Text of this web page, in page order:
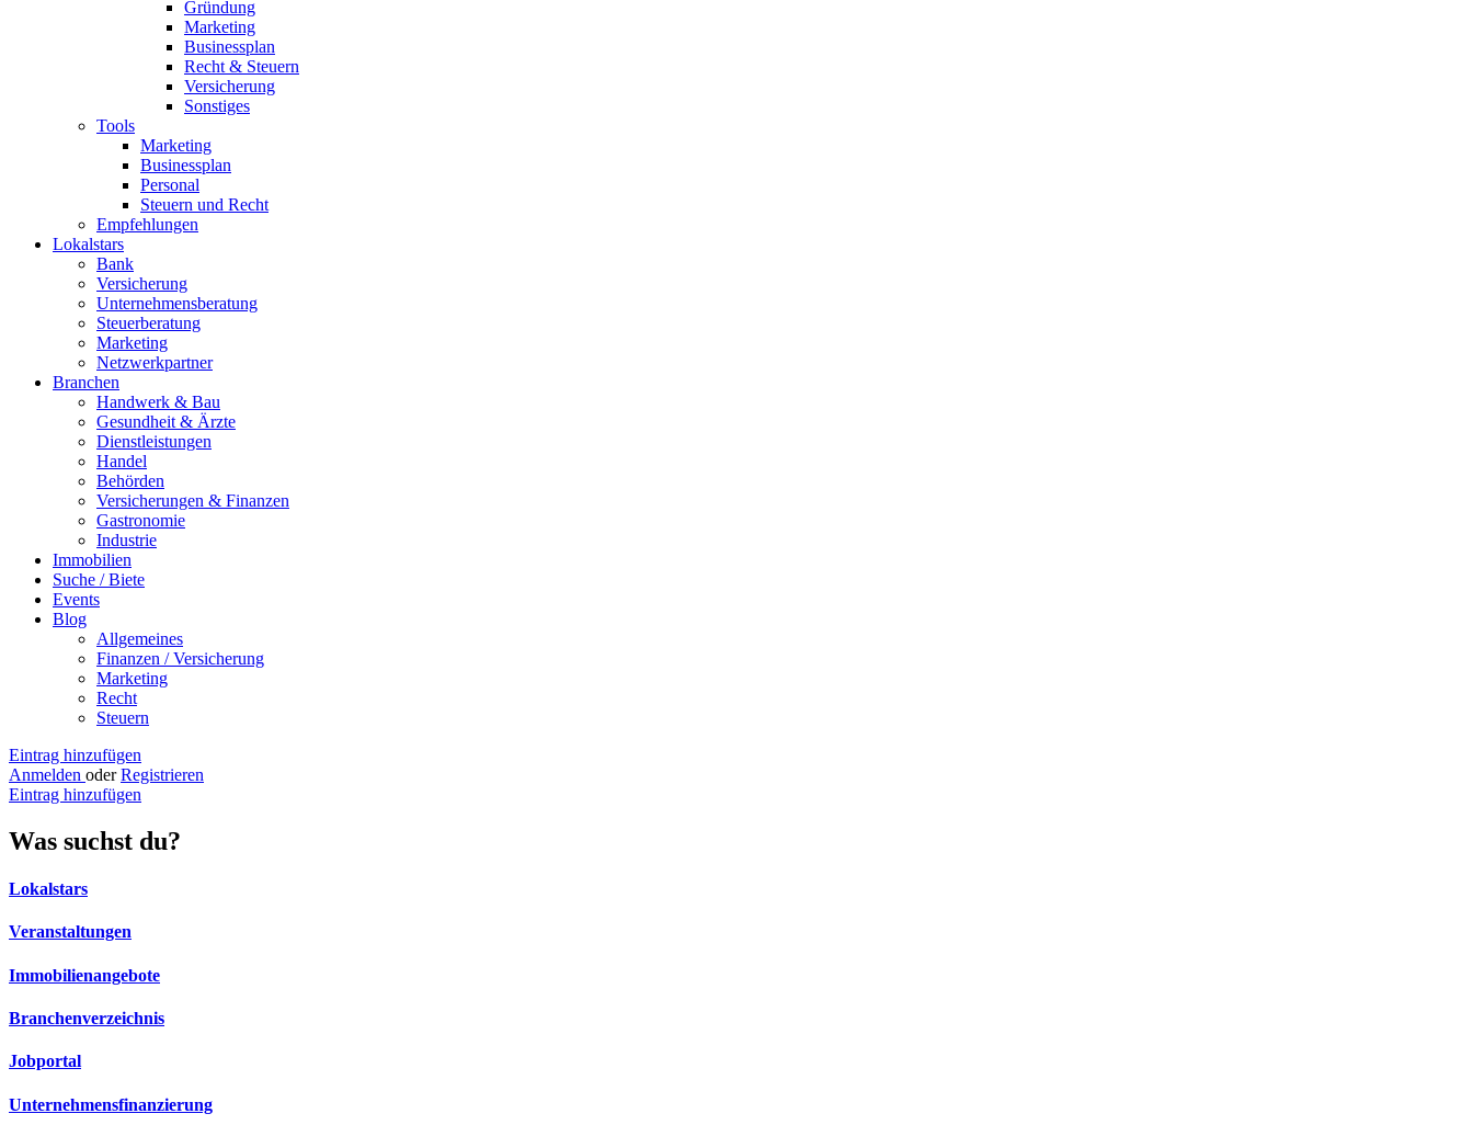
Gründung
Marketing
Businessplan
Recht & Steuern
Versicherung
Sonstiges
Tools
Marketing
Businessplan​
Personal
Steuern und Recht
Empfehlungen
Lokalstars
Bank
Versicherung
Unternehmensberatung
Steuerberatung
Marketing
Netzwerkpartner
Branchen
Handwerk & Bau
Gesundheit & Ärzte
Dienstleistungen
Handel
Behörden
Versicherungen & Finanzen
Gastronomie
Industrie
Immobilien
Suche / Biete
Events
Blog
Allgemeines
Finanzen / Versicherung
Marketing
Recht
Steuern
Eintrag hinzufügen
Anmelden oder Registrieren
Eintrag hinzufügen
Was suchst du?
Lokalstars
Veranstaltungen
Immobilienangebote
Branchenverzeichnis
Jobportal
Unternehmensfinanzierung